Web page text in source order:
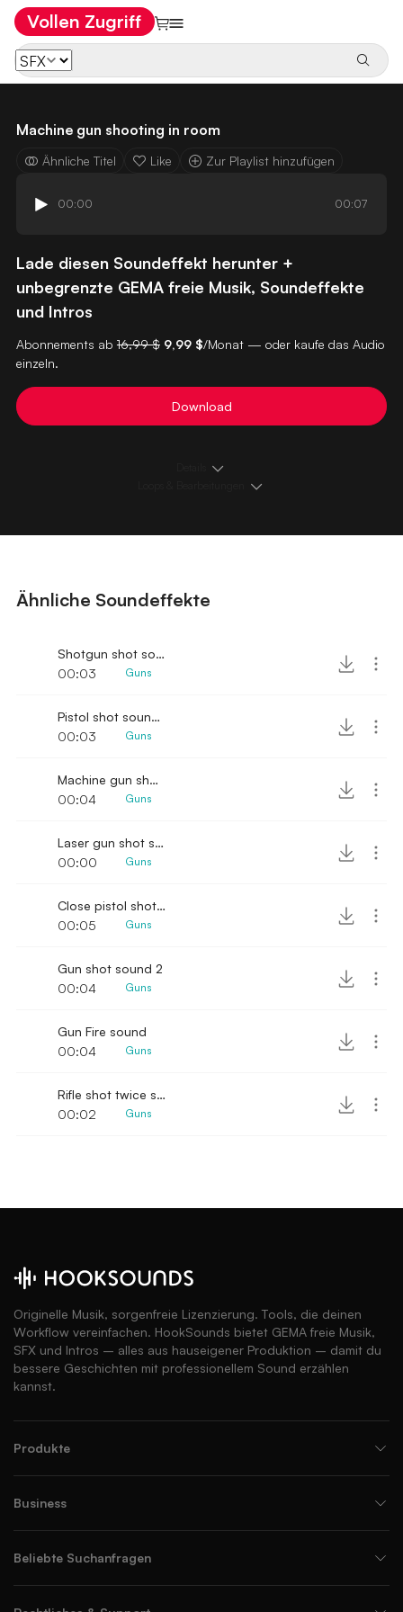
Vollen Zugriff
Machine gun shooting in room
Ähnliche Titel Like Zur Playlist hinzufügen
00:00 00:07
Lade diesen Soundeffekt herunter +
unbegrenzte GEMA freie Musik, Soundeffekte
und Intros
Abonnements ab 16,99 $ 9,99 $/Monat — oder kaufe das Audio
einzeln.
Download
Ähnliche Soundeffekte
Shotgun shot sound effect
00:03
Guns
Pistol shot sound effect
00:03
Guns
Machine gun shooting sound 2
00:04
Guns
Laser gun shot sound
00:00
Guns
Close pistol shot sound
00:05
Guns
Gun shot sound 2
00:04
Guns
Gun Fire sound
00:04
Guns
Rifle shot twice sound
00:02
Guns
Originelle Musik, sorgenfreie Lizenzierung. Tools, die deinen
Workflow vereinfachen. HookSounds bietet GEMA freie Musik,
SFX und Intros – alles aus hauseigener Produktion – damit du
bessere Geschichten mit professionellem Sound erzählen
kannst.
Produkte
Business
Beliebte Suchanfragen